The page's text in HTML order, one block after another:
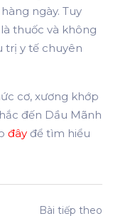
ngày. Tuy
thuốc và không
trị y tế chuyên
cơ, xương khớp
đến Dầu Mãnh
đây để tìm hiểu
Bài tiếp theo